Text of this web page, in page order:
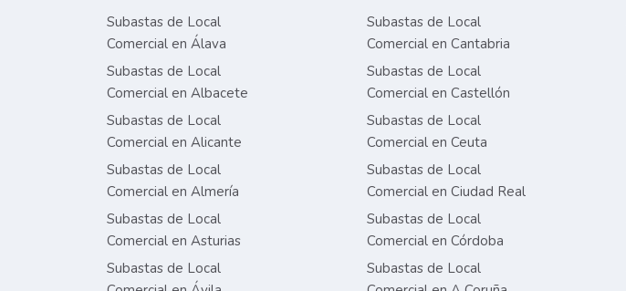
Subastas de Local
Comercial en Álava
Subastas de Local
Comercial en Albacete
Subastas de Local
Comercial en Alicante
Subastas de Local
Comercial en Almería
Subastas de Local
Comercial en Asturias
Subastas de Local
Subastas de Local
Comercial en Cantabria
Subastas de Local
Comercial en Castellón
Subastas de Local
Comercial en Ceuta
Subastas de Local
Comercial en Ciudad Real
Subastas de Local
Comercial en Córdoba
Subastas de Local